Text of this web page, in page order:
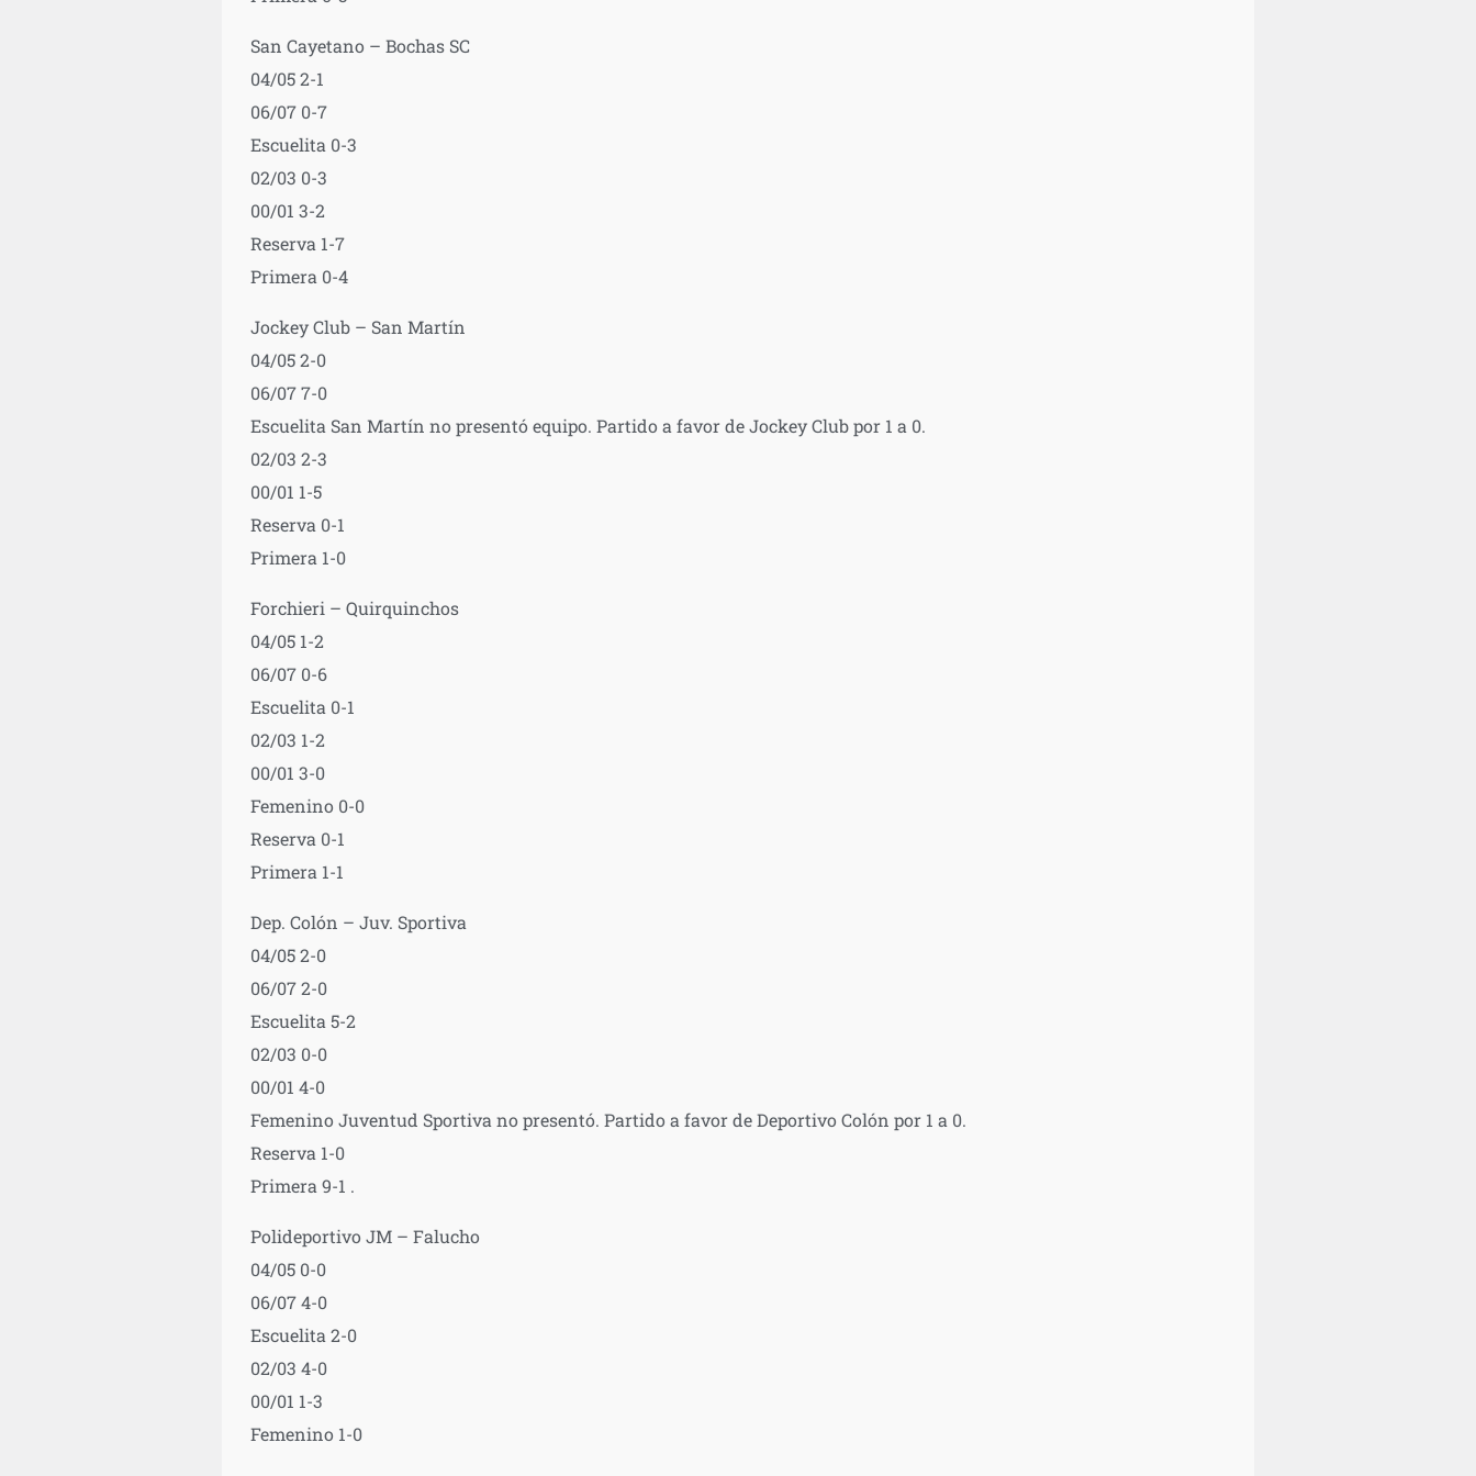
San Cayetano – Bochas SC
04/05 2-1
06/07 0-7
Escuelita 0-3
02/03 0-3
00/01 3-2
Reserva 1-7
Primera 0-4
Jockey Club – San Martín
04/05 2-0
06/07 7-0
Escuelita San Martín no presentó equipo. Partido a favor de Jockey Club por 1 a 0.
02/03 2-3
00/01 1-5
Reserva 0-1
Primera 1-0
Forchieri – Quirquinchos
04/05 1-2
06/07 0-6
Escuelita 0-1
02/03 1-2
00/01 3-0
Femenino 0-0
Reserva 0-1
Primera 1-1
Dep. Colón – Juv. Sportiva
04/05 2-0
06/07 2-0
Escuelita 5-2
02/03 0-0
00/01 4-0
Femenino Juventud Sportiva no presentó. Partido a favor de Deportivo Colón por 1 a 0.
Reserva 1-0
Primera 9-1 .
Polideportivo JM – Falucho
04/05 0-0
06/07 4-0
Escuelita 2-0
02/03 4-0
00/01 1-3
Femenino 1-0